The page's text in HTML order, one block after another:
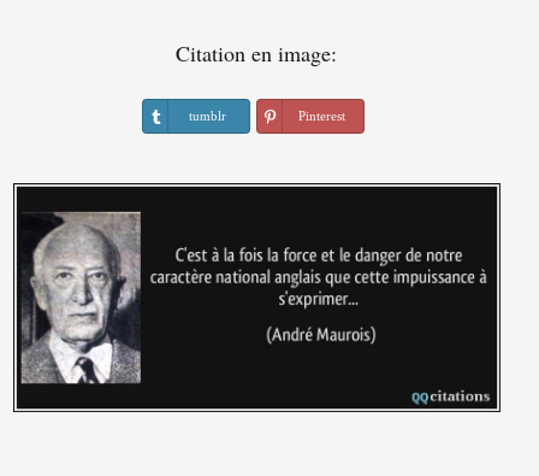
Citation en image:
tumblr Pinterest